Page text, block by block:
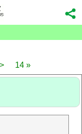
> 14 »